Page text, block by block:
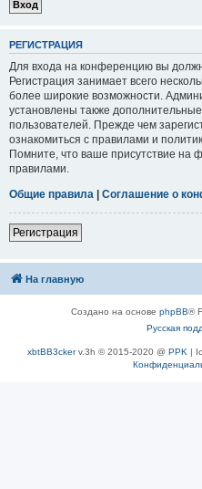
РЕГИСТРАЦИЯ
Для входа на конференцию вы
Регистрация занимает всего
более широкие возможности.
установлены также
пользователей. Прежде чем
ознакомиться с правилами и
Помните, что ваше присутствие на
правилами.
Общие правила | Соглашение о
Регистрация
На главную
Создано на основе phpBB®
Русская
xbtBB3ckerv.3h © 2015-2020 @ PPK |